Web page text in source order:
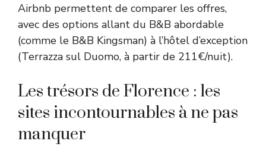
Airbnb permettent de comparer les offres,
avec des options allant du B&B abordable
(comme le B&B Kingsman) à l’hôtel d’exception
(Terrazza sul Duomo, à partir de 211€/nuit).
Les trésors de Florence : les
sites incontournables à ne pas
manquer